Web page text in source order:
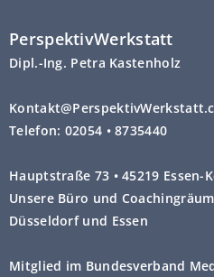
PerspektivWerkstatt
Dipl.-Ing. Petra Kastenholz
Telefon: 02054 • 8735440
Hauptstraße 73 • 45219 Essen-
Unsere Büro und
Düsseldorf und Essen
Mitglied im Bundesverband